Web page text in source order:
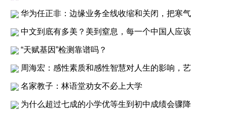
华为任正非：边缘业务全线收缩和关闭，把寒气
中文到底有多美？美到窒息，每一个中国人应该
“天赋基因”检测靠谱吗？
周海宏：感性素质和感性智慧对人生的影响，艺
名家教子：林语堂劝女不必上大学
为什么超过七成的小学优等生到初中成绩会骤降